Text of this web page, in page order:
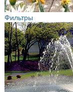
Фильтры